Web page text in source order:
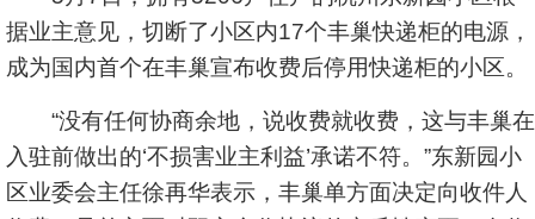
据业主意见，切断了小区内17个丰巢快递柜的电源，
成为国内首个在丰巢宣布收费后停用快递柜的小区。
“没有任何协商余地，说收费就收费，这与丰巢在
入驻前做出的‘不损害业主利益’承诺不符。”东新园小
区业委会主任徐再华表示，丰巢单方面决定向收件人